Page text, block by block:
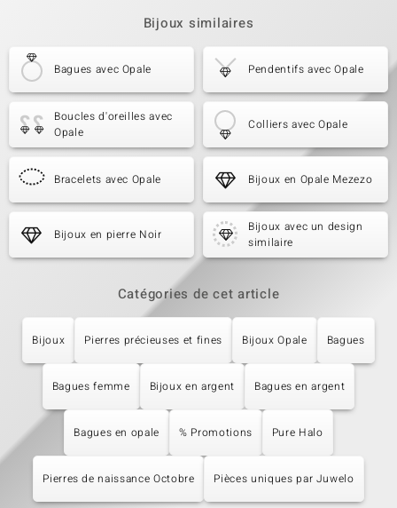
Bijoux similaires
Bagues avec Opale Pendentifs avec Opale
Boucles d'oreilles avec
Opale
Colliers avec Opale
Bracelets avec Opale Bijoux en Opale Mezezo
Bijoux en pierre Noir
Bijoux avec un design
similaire
Catégories de cet article
Bijoux Pierres précieuses et fines Bijoux Opale Bagues
Bagues femme Bijoux en argent Bagues en argent
Bagues en opale % Promotions Pure Halo
Pierres de naissance Octobre Pièces uniques par Juwelo